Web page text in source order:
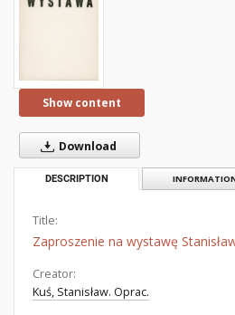
Show content
Download
DESCRIPTION
Title:
Zaproszenie na wystawę
Creator:
Kuś, Stanisław. Oprac.